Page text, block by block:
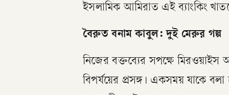
ইসলামিক আমিরাত এই ব্যাংকিং
বৈরুত বনাম কাবুল: দুই মেরুর গল্প
নিজের বক্তব্যের সপক্ষে মিরওয়াইস
বিপর্যয়ের প্রসঙ্গ। একসময় যাকে বলা